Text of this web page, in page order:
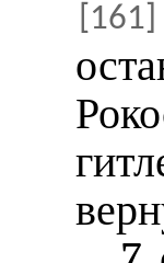
[161]